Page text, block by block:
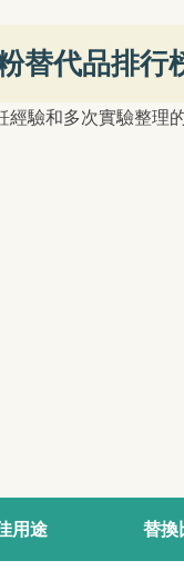
替代品排行
經驗和多次實驗整理
用途 替換